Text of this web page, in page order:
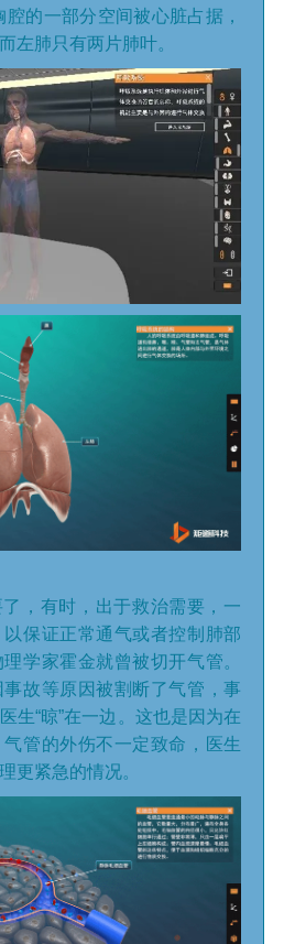
的一部分空间被心脏占据，
左肺只有两片肺叶。
，有时，出于救治需要，一
保证正常通气或者控制肺部
学家霍金就曾被切开气管。
故等原因被割断了气管，事
生“晾”在一边。这也是因为在
管的外伤不一定致命，医生
更紧急的情况。